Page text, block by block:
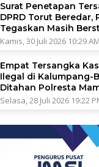
Surat Penetapan
DPRD Torut Beredar,
Tegaskan Masih
Kamis, 30 Juli 2026 10:29 AM
Empat Tersangka
Ilegal di Kalumpang-
Ditahan Polresta
Selasa, 28 Juli 2026 19:22